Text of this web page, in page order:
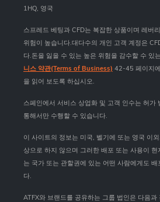
1HQ, 영국
스프레드 베팅과 CFD는 복잡한 상품이며 레버
위험이 높습니다.대다수의 개인 고객 계정은
다.돈을 잃을 수 있는 높은 위험을 감수할 수 있
니스 약관(Terms of Business) 42-45 페이지
을 읽어 보도록 하십시오.
스페인에서 서비스 상업화 및 고객 인수는 허가
통해서만 수행할 수 있습니다.
이 사이트의 정보는 미국, 벨기에 또는 영국 이
상으로 하지 않으며 그러한 배포 또는 사용이
는 국가 또는 관할권에 있는 어떤 사람에게도
다.
ATFX와 브랜드를 공유하는 그룹 법인은 다음과